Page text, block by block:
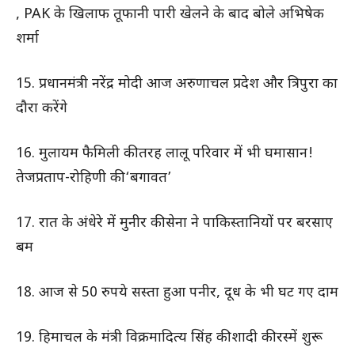
, PAK के खिलाफ तूफानी पारी खेलने के बाद बोले अभिषेक
शर्मा
15. प्रधानमंत्री नरेंद्र मोदी आज अरुणाचल प्रदेश और त्रिपुरा का
दौरा करेंगे
16. मुलायम फैमिली की तरह लालू परिवार में भी घमासान!
तेजप्रताप-रोहिणी की ‘बगावत’
17. रात के अंधेरे में मुनीर की सेना ने पाकिस्तानियों पर बरसाए
बम
18. आज से 50 रुपये सस्ता हुआ पनीर, दूध के भी घट गए दाम
19. हिमाचल के मंत्री विक्रमादित्य सिंह की शादी की रस्में शुरू